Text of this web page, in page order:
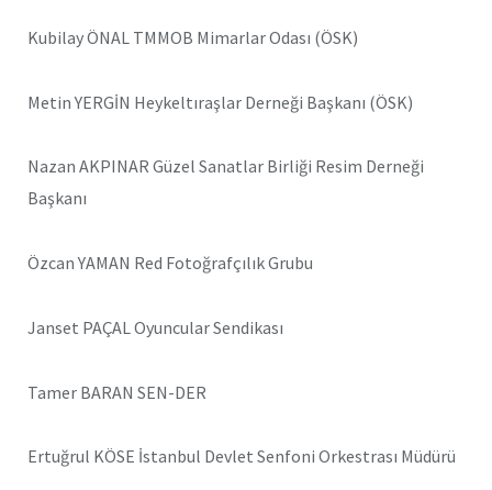
Kubilay ÖNAL TMMOB Mimarlar Odası (ÖSK)
Metin YERGİN Heykeltıraşlar Derneği Başkanı (ÖSK)
Nazan AKPINAR Güzel Sanatlar Birliği Resim Derneği
Başkanı
Özcan YAMAN Red Fotoğrafçılık Grubu
Janset PAÇAL Oyuncular Sendikası
Tamer BARAN SEN-DER
Ertuğrul KÖSE İstanbul Devlet Senfoni Orkestrası Müdürü